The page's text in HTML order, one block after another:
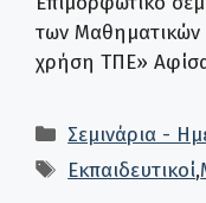
των Μαθηματικών
χρήση ΤΠΕ»
Κατηγορίες
Σεμινάρια -
Ετικέτες
Εκπαιδευτικοί,